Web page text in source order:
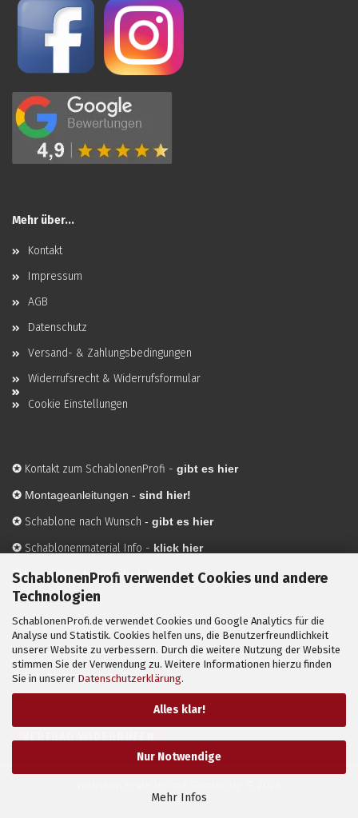
SchablonenProfi verwendet Cookies und andere
Technologien
SchablonenProfi.de verwendet Cookies und Google Analytics für die
Analyse und Statistik. Cookies helfen uns, die Benutzerfreundlichkeit
unserer Website zu verbessern. Durch die weitere Nutzung der Website
stimmen Sie der Verwendung zu. Weitere Informationen hierzu finden
Sie in unserer Datenschutzerklärung.
Alles klar!
Nur Notwendige
Mehr Infos
Mehr über...
Kontakt
Impressum
AGB
Datenschutz
Versand- & Zahlungsbedingungen
Widerrufsrecht & Widerrufsformular
Cookie Einstellungen
✪ Kontakt zum SchablonenProfi - gibt es hier
✪ Montageanleitungen - sind hier!
✪ Schablone nach Wunsch - gibt es hier
✪ Schablonenmaterial Info - klick hier
✪Hersteller-hier mehr Infos
Mit ✪ gekennzeichnete Bilder sind KI-generierte
Anwendungsbeispiele zur Visualisierung der Motive.
© SchablonenProfi.de2026